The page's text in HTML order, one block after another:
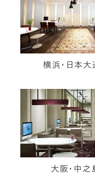
横浜・日本大
大阪・中之